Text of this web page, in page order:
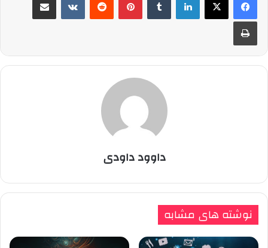
چاپ
داوود داودی
نوشته های مشابه